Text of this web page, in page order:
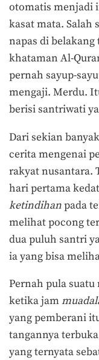
otomatis menjadi
kasat mata. Salah
napas di belakang
khataman Al-
pernah sayup-
mengaji. Merdu.
berisi santriwati
Dari sekian
cerita mengenai
rakyat nusantara.
hari pertama
ketindihanpada
melihat pocong
dua puluh santri
ia yang bisa
Pernah pula
ketika jam
yang pemberani
tangannya
yang ternyata